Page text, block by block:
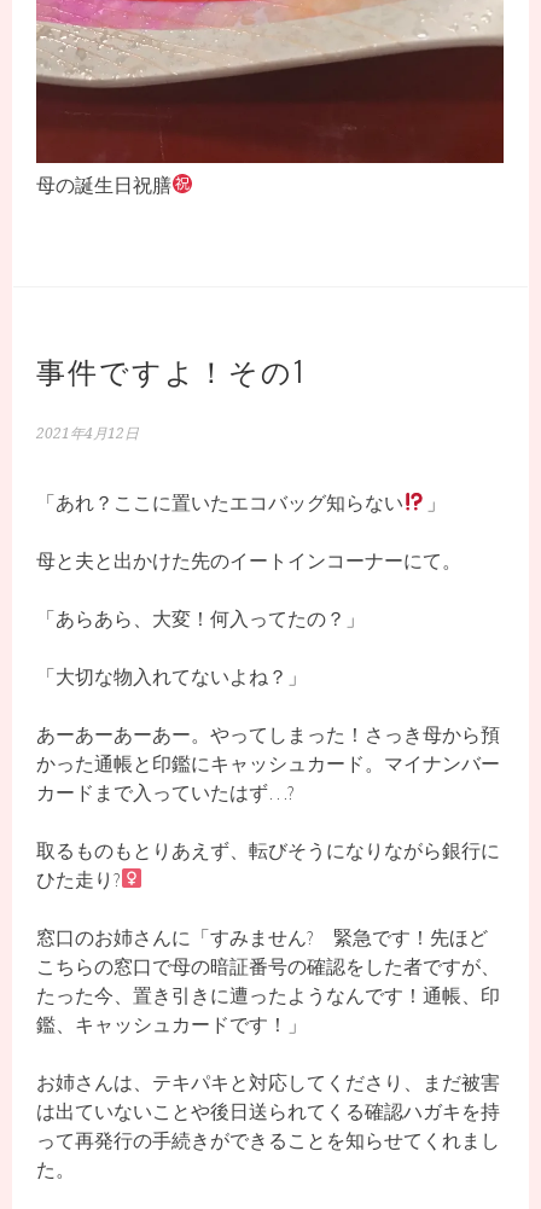
母の誕生日祝膳
事件ですよ！その1
2021年4月12日
「あれ？ここに置いたエコバッグ知らない 」
母と夫と出かけた先のイートインコーナーにて。
「あらあら、大変！何入ってたの？」
「大切な物入れてないよね？」
あーあーあーあー。やってしまった！さっき母から預
かった通帳と印鑑にキャッシュカード。マイナンバー
カードまで入っていたはず…?
取るものもとりあえず、転びそうになりながら銀行に
ひた走り?‍
窓口のお姉さんに「すみません? 緊急です！先ほど
こちらの窓口で母の暗証番号の確認をした者ですが、
たった今、置き引きに遭ったようなんです！通帳、印
鑑、キャッシュカードです！」
お姉さんは、テキパキと対応してくださり、まだ被害
は出ていないことや後日送られてくる確認ハガキを持
って再発行の手続きができることを知らせてくれまし
た。